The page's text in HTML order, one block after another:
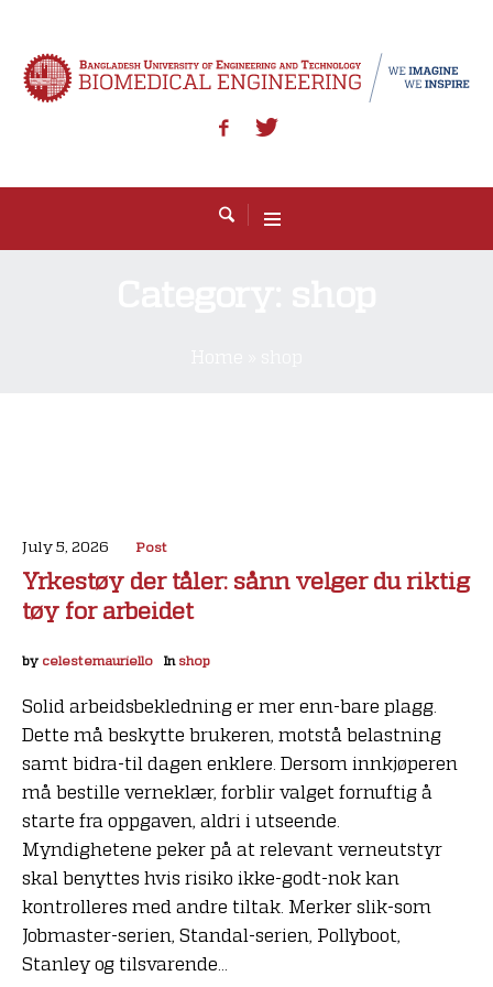
July 5, 2026 Post
Yrkestøy der tåler: sånn velger du riktig
tøy for arbeidet
by celestemauriello In shop
Solid arbeidsbekledning er mer enn-bare plagg.
Dette må beskytte brukeren, motstå belastning
samt bidra-til dagen enklere. Dersom innkjøperen
må bestille verneklær, forblir valget fornuftig å
starte fra oppgaven, aldri i utseende.
Myndighetene peker på at relevant verneutstyr
skal benyttes hvis risiko ikke-godt-nok kan
kontrolleres med andre tiltak. Merker slik-som
Jobmaster-serien, Standal-serien, Pollyboot,
Stanley og tilsvarende...